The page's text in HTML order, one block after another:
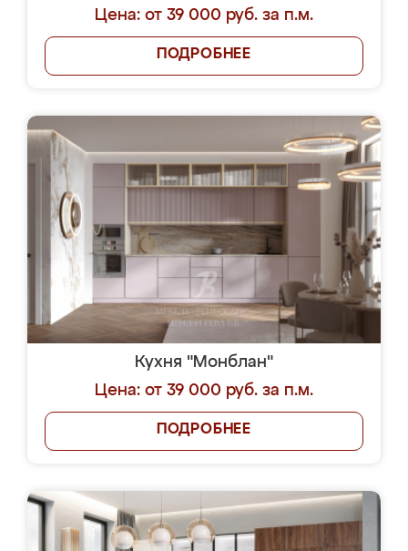
Цена: от 39 000 руб. за п.м.
ПОДРОБНЕЕ
Кухня "Монблан"
Цена: от 39 000 руб. за п.м.
ПОДРОБНЕЕ